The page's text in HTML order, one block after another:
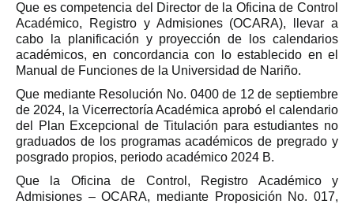
Que es competencia del Director de la Oficina de Control
Académico, Registro y Admisiones (OCARA), llevar a
cabo la planificación y proyección de los calendarios
académicos, en concordancia con lo establecido en el
Manual de Funciones de la Universidad de Nariño.
Que mediante Resolución No. 0400 de 12 de septiembre
de 2024, la Vicerrectoría Académica aprobó el calendario
del Plan Excepcional de Titulación para estudiantes no
graduados de los programas académicos de pregrado y
posgrado propios, periodo académico 2024 B.
Que la Oficina de Control, Registro Académico y
Admisiones – OCARA, mediante Proposición No. 017,